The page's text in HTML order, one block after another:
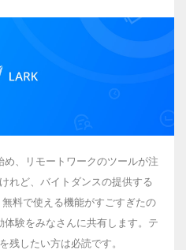
、リモートワークのツールが注
れど、バイトダンスの提供する
料で使える機能がすごすぎたの
験をみなさんに共有します。テ
残したい方は必読です。